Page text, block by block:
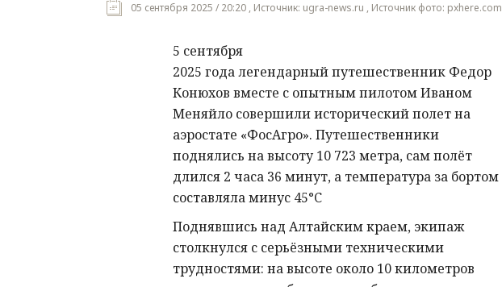
05 сентября 2025 / 20:20 , Источник: ugra-news.ru , Источник фото: pxhere.com
5 сентября
2025 года легендарный путешественник Федор
Конюхов вместе с опытным пилотом Иваном
Меняйло совершили исторический полет на
аэростате «ФосАгро». Путешественники
поднялись на высоту 10 723 метра, сам полёт
длился 2 часа 36 минут, а температура за бортом
составляла минус 45°C
Поднявшись над Алтайским краем, экипаж
столкнулся с серьёзными техническими
трудностями: на высоте около 10 километров